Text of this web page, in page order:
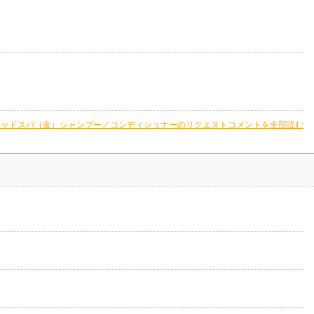
ドスパ（金）シャンプー／コンディショナーのリクエストコメントを全部読む